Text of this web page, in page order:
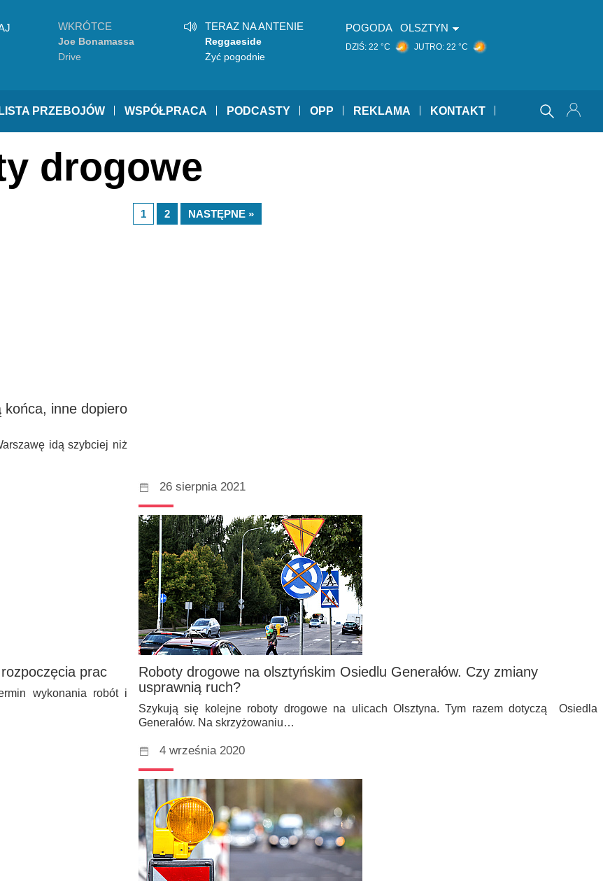
WKRÓTCE
Joe Bonamassa
Drive
TERAZ NA ANTENIE
Reggaeside
Żyć pogodnie
POGODA OLSZTYN
DZIŚ: 22 °C JUTRO: 22 °C
LISTA PRZEBOJÓW WSPÓŁPRACA PODCASTY OPP REKLAMA KONTAKT
drogowe
końca, inne dopiero
idą szybciej niż
prac
wykonania robót i
26 sierpnia 2021
Roboty drogowe na olsztyńskim Osiedlu Generałów. Czy zmiany
usprawnią ruch?
Szykują się kolejne roboty drogowe na ulicach Olsztyna. Tym razem dotyczą Osiedla
Generałów. Na skrzyżowaniu…
4 września 2020
1 2 NASTĘPNE »